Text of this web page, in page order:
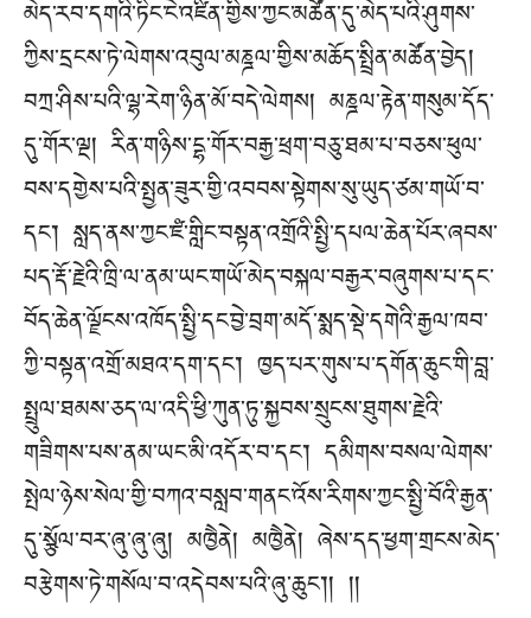
མེད་རབ་དགའི་ཏིང་ངེ་འཛིན་གྱིས་ཀྱང་མཚོན་དུ་མེད་པའི་ཤུགས་
ཀྱིས་དྲངས་ཏེ་ལེགས་འབུལ་མཎྜལ་གྱིས་མཆོད་སྤྲིན་མཚོན་བྱེད།
བཀྲ་ཤིས་པའི་ལྷ་རེག་ཉིན་མོ་བདེ་ལེགས། མཎྜལ་རྟེན་གསུམ་དོད་
དུ་གོར་ལྔ། རིན་གཉིས་དྷ་གོར་བརྒྱ་ཕྲག་བཅུ་ཐམ་པ་བཅས་ཕུལ་
བས་དགྱེས་པའི་སྤྱན་ཟུར་གྱི་འབབས་སྟེགས་སུ་ཡུད་ཙམ་གཡོ་བ་
དང་། སླད་ནས་ཀྱང་ཛཾ་གླིང་བསྟན་འགྲོའི་སྤྱི་དཔལ་ཆེན་པོར་ཞབས་
པད་རྡོ་རྗེའི་ཁྲི་ལ་ནམ་ཡང་གཡོ་མེད་བསྐལ་བརྒྱར་བཞུགས་པ་དང་
བོད་ཆེན་ལྗོངས་འཁོད་སྤྱི་དང་བྱེ་བྲག་མདོ་སྨད་སྡེ་དགེའི་རྒྱལ་ཁབ་
ཀྱི་བསྟན་འགྲོ་མཐའ་དག་དང་། ཁྱད་པར་གུས་པ་དགོན་ཆུང་གི་བླ་
སྤྲུལ་ཐམས་ཅད་ལ་འདི་ཕྱི་ཀུན་ཏུ་སྐྱབས་སྲུངས་ཐུགས་རྗེའི་
གཟིགས་པས་ནམ་ཡང་མི་འདོར་བ་དང་། དམིགས་བསལ་ལེགས་
སྤེལ་ཉེས་སེལ་གྱི་བཀའ་བསླབ་གནང་འོས་རིགས་ཀྱང་སྤྱི་བོའི་རྒྱན་
དུ་སྩོལ་བར་ཞུ་ཞུ་ཞུ། མཁྱཻནེ། མཁྱཻནེ། ཞེས་དད་ཕྱག་གྲངས་མེད་
བརྩེགས་ཏེ་གསོལ་བ་འདེབས་པའི་ཞུ་ཆུང་།། །།